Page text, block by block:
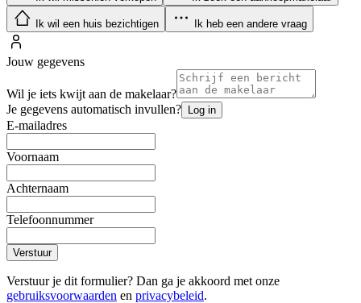
Ik wil een huis bezichtigen Ik heb een andere vraag
Jouw gegevens
Wil je iets kwijt aan de makelaar?
Je gegevens automatisch invullen? Log in
E-mailadres
Voornaam
Achternaam
Telefoonnummer
Verstuur
Verstuur je dit formulier? Dan ga je akkoord met onze
gebruiksvoorwaarden en privacybeleid.